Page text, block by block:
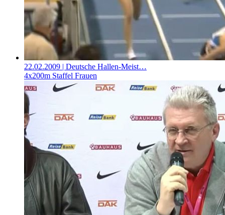
22.02.2009 | Deutsche Hallen-Meist…
4x200m Staffel Frauen